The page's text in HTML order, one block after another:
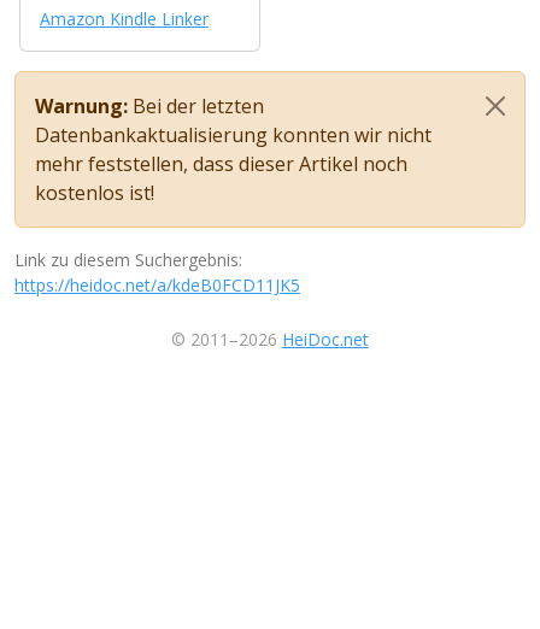
Amazon Kindle Linker
Warnung: Bei der letzten
Datenbankaktualisierung konnten wir nicht
mehr feststellen, dass dieser Artikel noch
kostenlos ist!
Link zu diesem Suchergebnis:
https://heidoc.net/a/kdeB0FCD11JK5
© 2011–2026 HeiDoc.net